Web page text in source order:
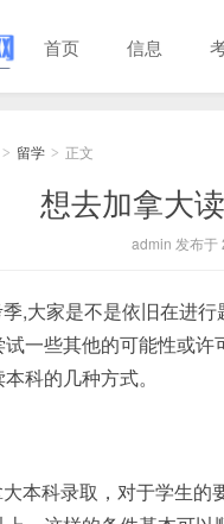
首页 信息
> 留学 > 正文
想去加拿大
admin 发布于
,大家是不是依旧在进
一些其他的可能性或
科的几种方式。
本科录取，对于学生